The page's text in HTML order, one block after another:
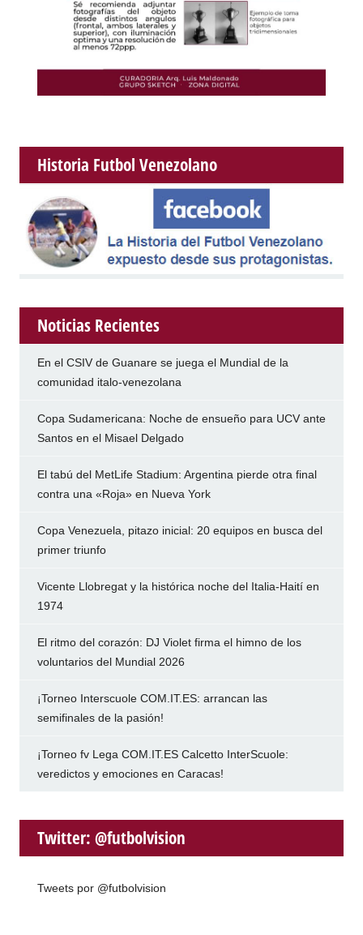
Historia Futbol Venezolano
Noticias Recientes
En el CSIV de Guanare se juega el Mundial de la
comunidad italo-venezolana
Copa Sudamericana: Noche de ensueño para UCV ante
Santos en el Misael Delgado
El tabú del MetLife Stadium: Argentina pierde otra final
contra una «Roja» en Nueva York
Copa Venezuela, pitazo inicial: 20 equipos en busca del
primer triunfo
Vicente Llobregat y la histórica noche del Italia-Haití en
1974
El ritmo del corazón: DJ Violet firma el himno de los
voluntarios del Mundial 2026
¡Torneo Interscuole COM.IT.ES: arrancan las
semifinales de la pasión!
¡Torneo fv Lega COM.IT.ES Calcetto InterScuole:
veredictos y emociones en Caracas!
Twitter: @futbolvision
Tweets por @futbolvision